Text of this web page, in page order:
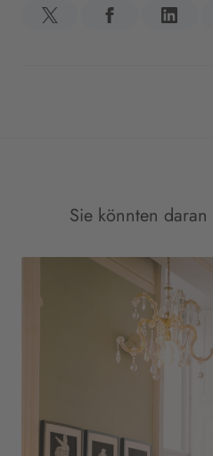
Sie könnten